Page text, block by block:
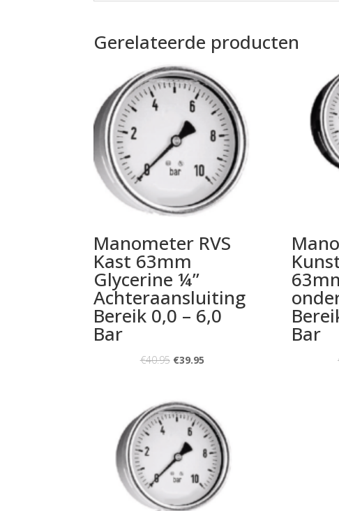
Gerelateerde producten
Manometer RVS
Kast 63mm
Glycerine ¼”
Achteraansluiting
Bereik 0,0 – 6,0
Bar
€40.95 €39.95
Bar